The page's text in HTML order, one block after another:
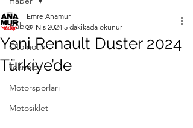
Haber
Otomotiv
Teknoloji
Motorsporları
Motosiklet
Yeni Renault Duster 2024
Türkiye’de
Emre Anamur
27 Nis 2024 5 dakikada okunur